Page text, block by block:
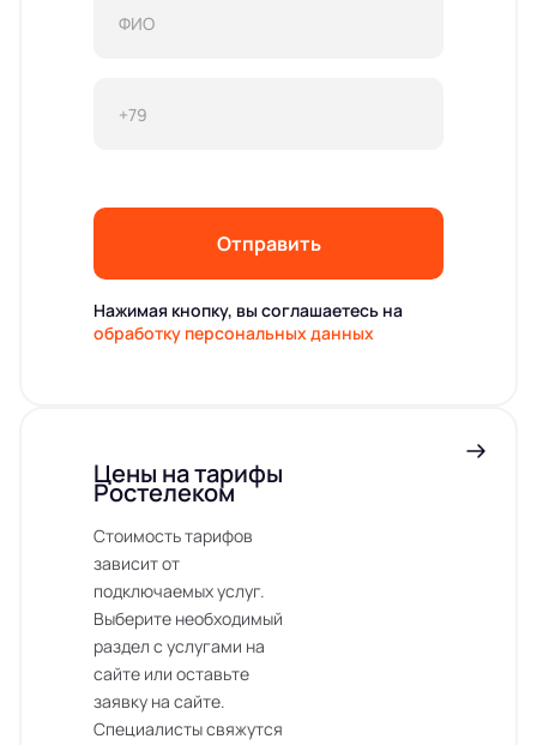
Отправить
Нажимая кнопку, вы соглашаетесь на
обработку персональных данных
Цены на тарифы
Ростелеком
Стоимость тарифов
зависит от
подключаемых услуг.
Выберите необходимый
раздел с услугами на
сайте или оставьте
заявку на сайте.
Специалисты свяжутся